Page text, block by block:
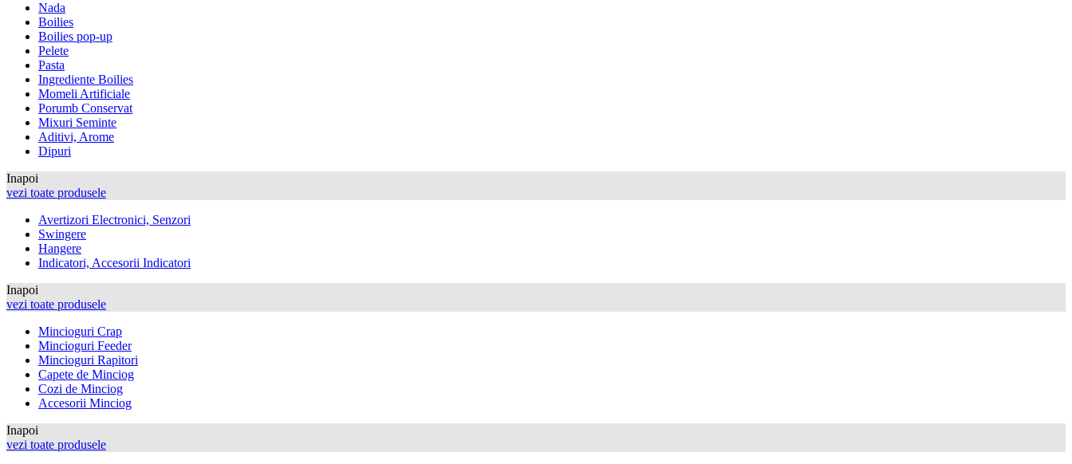
Nada
Boilies
Boilies pop-up
Pelete
Pasta
Ingrediente Boilies
Momeli Artificiale
Porumb Conservat
Mixuri Seminte
Aditivi, Arome
Dipuri
Inapoi
vezi toate produsele
Avertizori Electronici, Senzori
Swingere
Hangere
Indicatori, Accesorii Indicatori
Inapoi
vezi toate produsele
Mincioguri Crap
Mincioguri Feeder
Mincioguri Rapitori
Capete de Minciog
Cozi de Minciog
Accesorii Minciog
Inapoi
vezi toate produsele